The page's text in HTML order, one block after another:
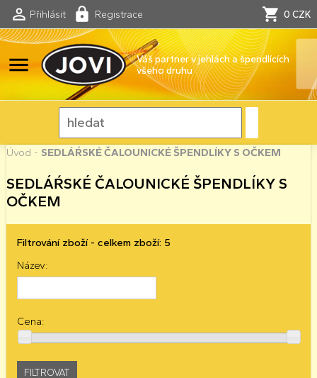
Přihlásit Registrace 0 CZK
menu
Váš partner v jehlách a špendlících
všeho druhu
Úvod - SEDLÁŔSKÉ ČALOUNICKÉ ŠPENDLÍKY S OČKEM
SEDLÁŔSKÉ ČALOUNICKÉ ŠPENDLÍKY S
OČKEM
Filtrování zboží - celkem zboží: 5
Název:
Cena: